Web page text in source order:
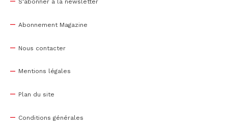
S'abonner à la newsletter
Abonnement Magazine
Nous contacter
Mentions légales
Plan du site
Conditions générales